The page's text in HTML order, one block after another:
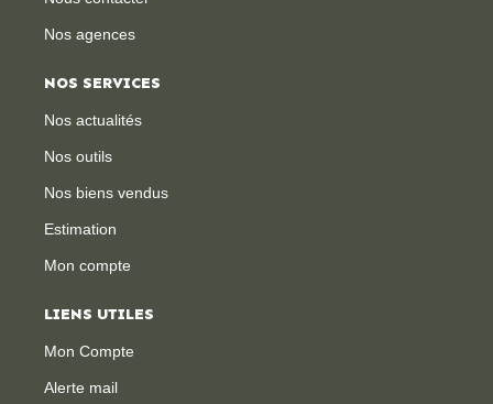
Nos agences
NOS SERVICES
Nos actualités
Nos outils
Nos biens vendus
Estimation
Mon compte
LIENS UTILES
Mon Compte
Alerte mail